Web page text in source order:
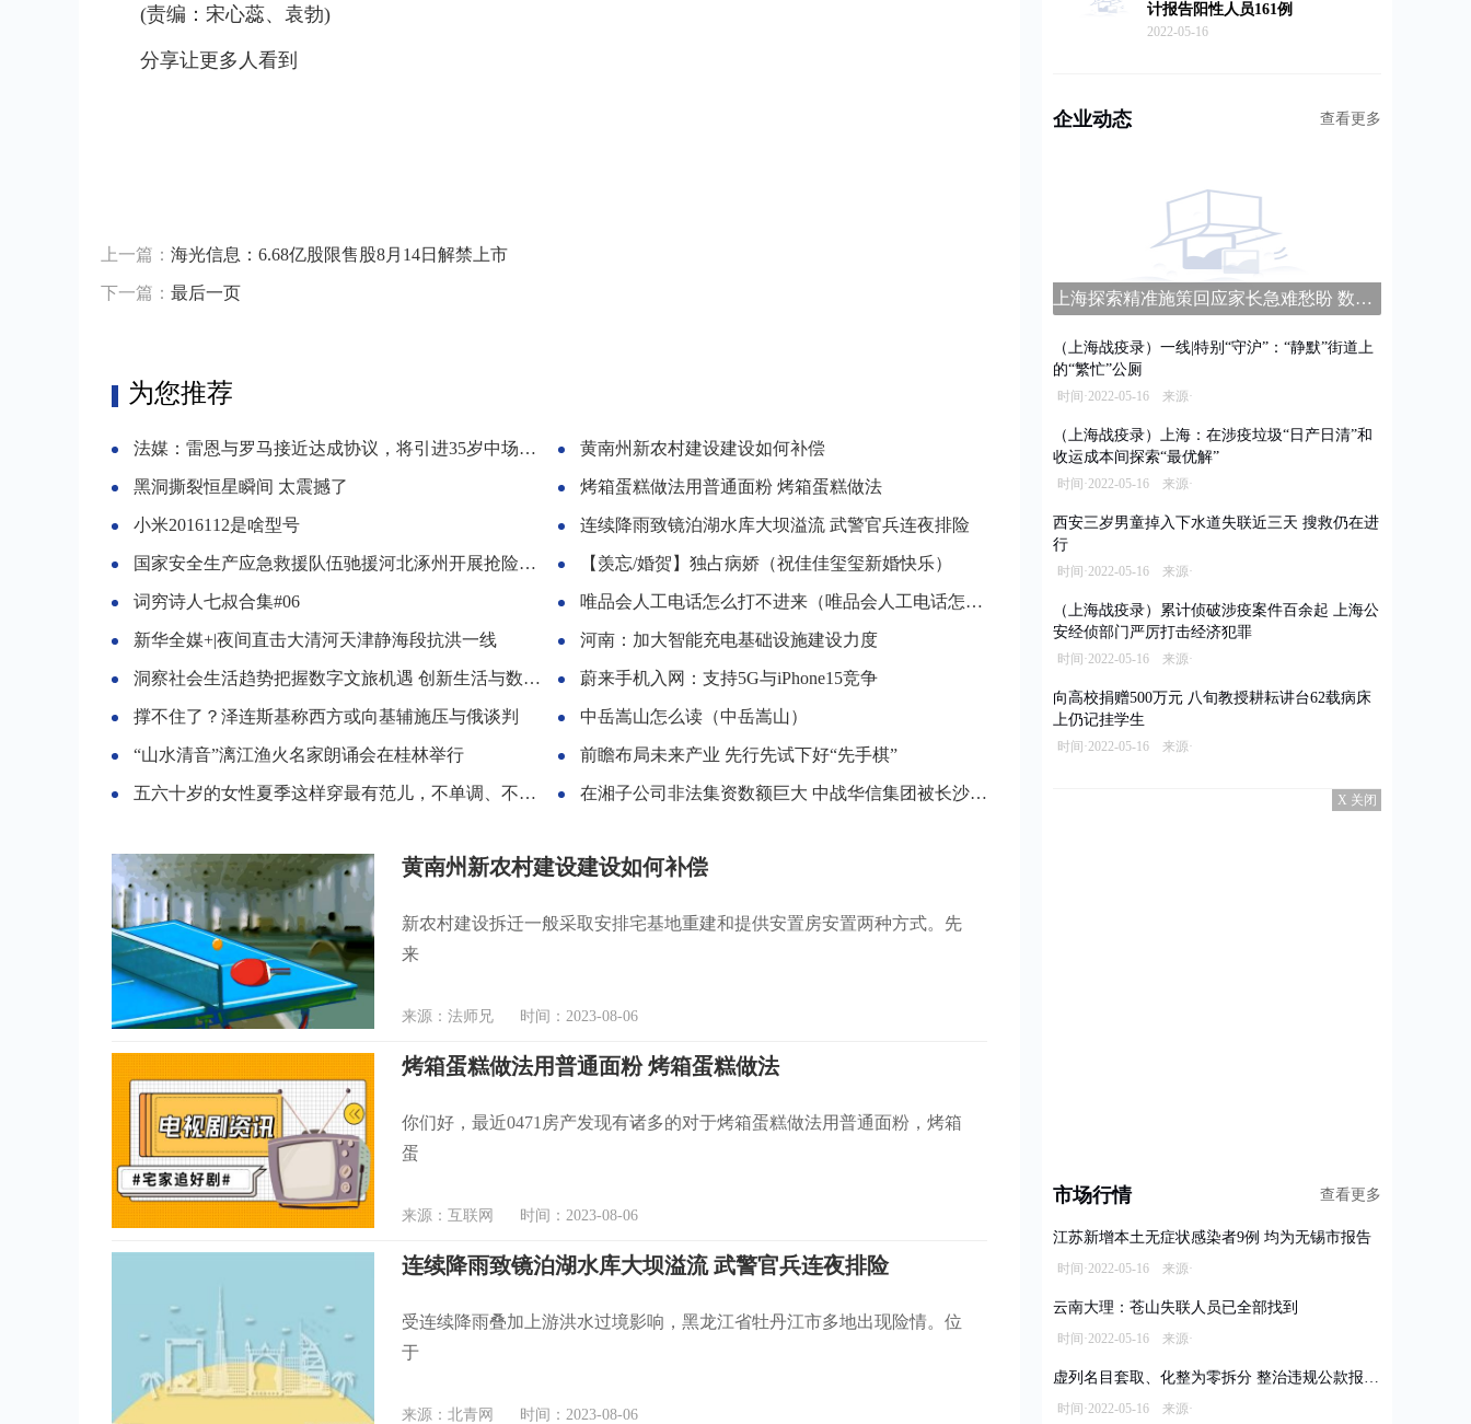
(责编：宋心蕊、袁勃)
分享让更多人看到
上一篇： 海光信息：6.68亿股限售股8月14日解禁上市
下一篇： 最后一页
为您推荐
法媒：雷恩与罗马接近达成协议，将引进35岁中场球员马蒂奇
黑洞撕裂恒星瞬间 太震撼了
小米2016112是啥型号
国家安全生产应急救援队伍驰援河北涿州开展抢险排涝
词穷诗人七叔合集#06
新华全媒+|夜间直击大清河天津静海段抗洪一线
洞察社会生活趋势把握数字文旅机遇 创新生活与数字文旅投融大会举办
撑不住了？泽连斯基称西方或向基辅施压与俄谈判
“山水清音”漓江渔火名家朗诵会在桂林举行
五六十岁的女性夏季这样穿最有范儿，不单调、不沉闷，舒适又大方
黄南州新农村建设建设如何补偿
烤箱蛋糕做法用普通面粉 烤箱蛋糕做法
连续降雨致镜泊湖水库大坝溢流 武警官兵连夜排险
【羡忘/婚贺】独占病娇（祝佳佳玺玺新婚快乐）
唯品会人工电话怎么打不进来（唯品会人工电话怎么打）
河南：加大智能充电基础设施建设力度
蔚来手机入网：支持5G与iPhone15竞争
中岳嵩山怎么读（中岳嵩山）
前瞻布局未来产业 先行先试下好“先手棋”
在湘子公司非法集资数额巨大 中战华信集团被长沙警方立案侦查
黄南州新农村建设建设如何补偿
新农村建设拆迁一般采取安排宅基地重建和提供安置房安置两种方式。先
来
来源：法师兄 时间：2023-08-06
烤箱蛋糕做法用普通面粉 烤箱蛋糕做法
你们好，最近0471房产发现有诸多的对于烤箱蛋糕做法用普通面粉，烤箱
蛋
来源：互联网 时间：2023-08-06
连续降雨致镜泊湖水库大坝溢流 武警官兵连夜排险
受连续降雨叠加上游洪水过境影响，黑龙江省牡丹江市多地出现险情。位
于
来源：北青网 时间：2023-08-06
计报告阳性人员161例
2022-05-16
企业动态 查看更多
上海探索精准施策回应家长急难愁盼 数字家长学校平台上线
（上海战疫录）一线|特别“守沪”：“静默”街道上
的“繁忙”公厕
时间·2022-05-16 来源·
（上海战疫录）上海：在涉疫垃圾“日产日清”和
收运成本间探索“最优解”
时间·2022-05-16 来源·
西安三岁男童掉入下水道失联近三天 搜救仍在进
行
时间·2022-05-16 来源·
（上海战疫录）累计侦破涉疫案件百余起 上海公
安经侦部门严厉打击经济犯罪
时间·2022-05-16 来源·
向高校捐赠500万元 八旬教授耕耘讲台62载病床
上仍记挂学生
时间·2022-05-16 来源·
X 关闭
市场行情 查看更多
江苏新增本土无症状感染者9例 均为无锡市报告
时间·2022-05-16 来源·
云南大理：苍山失联人员已全部找到
时间·2022-05-16 来源·
虚列名目套取、化整为零拆分 整治违规公款报销乱象
时间·2022-05-16 来源·